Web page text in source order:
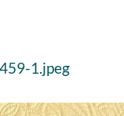
1.jpeg